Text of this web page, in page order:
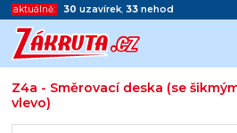
aktuálně: 30 uzavírek, 33 nehod
Z4a - Směrovací deska (se
vlevo)
Začátek reklamy